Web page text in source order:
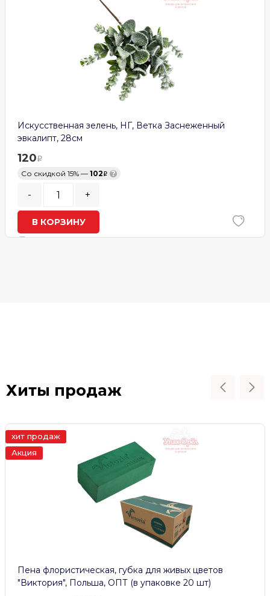
Искусственная зелень, НГ, Ветка Заснеженный
эвкалипт, 28см
120
Со скидкой 15% — 102 ?
- +
В КОРЗИНУ
Хиты продаж
хит продаж
Акция
Пена флористическая, губка для живых цветов
"Виктория", Польша, ОПТ (в упаковке 20 шт)